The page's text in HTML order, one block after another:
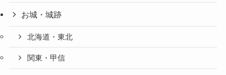
お城・城跡
北海道・東北
関東・甲信